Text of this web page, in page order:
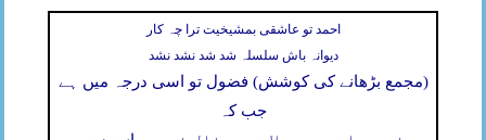
احمد تو عاشقی بمشیخیت ترا چہ کار
دیوانہ باش سلسلہ شد شد نشد نشد
(مجمع بڑھانے کی کوشش) فضول تو اسی درجہ میں ہے
جب کہ